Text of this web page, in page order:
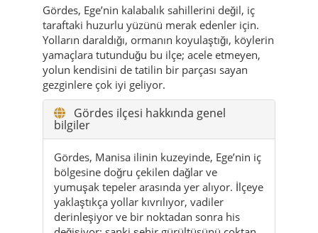
Gördes, Ege’nin kalabalık sahillerini değil, iç
taraftaki huzurlu yüzünü merak edenler için.
Yolların daraldığı, ormanın koyulaştığı, köylerin
yamaçlara tutunduğu bu ilçe; acele etmeyen,
yolun kendisini de tatilin bir parçası sayan
gezginlere çok iyi geliyor.
Gördes ilçesi hakkında genel
bilgiler
Gördes, Manisa ilinin kuzeyinde, Ege’nin iç
bölgesine doğru çekilen dağlar ve
yumuşak tepeler arasında yer alıyor. İlçeye
yaklaştıkça yollar kıvrılıyor, vadiler
derinleşiyor ve bir noktadan sonra his